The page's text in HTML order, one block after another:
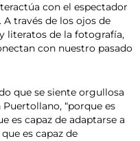
con el espectador
través de los ojos de
literatos de la fotografía,
con nuestro pasado
que se siente orgullosa
“porque es
es capaz de adaptarse a
es capaz de